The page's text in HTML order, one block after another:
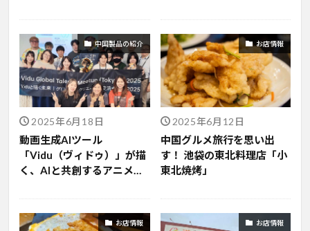
中国製品の紹介
2025年6月18日
動画生成AIツール
「Vidu（ヴィドゥ）」が描
く、AIと共創するアニメー
お店情報
2025年6月12日
中国グルメ旅行を思い出
す！ 池袋の東北料理店「小
東北焼烤」
お店情報 お店情報